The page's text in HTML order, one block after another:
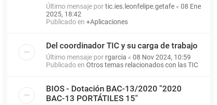
Último mensaje portic.ies.leonfelipe.getafe « 08 Ene
2025, 18:42
Publicado en +Aplicaciones
Del coordinador TIC y su carga de trabajo
Último mensaje por rgarcia « 08 Nov 2024, 10:59
Publicado en Otros temas relacionados con las TIC
BIOS - Dotación BAC-13/2020 "2020
BAC-13 PORTÁTILES 15"